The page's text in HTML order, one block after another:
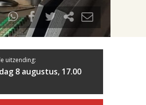
uitzending:
8 augustus, 17.00